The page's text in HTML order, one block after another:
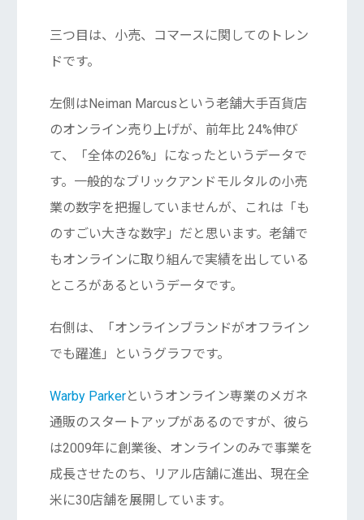
三つ目は、小売、コマースに関してのトレン
ドです。
左側はNeiman Marcusという老舗大手百貨店
のオンライン売り上げが、前年比 24%伸び
て、「全体の26%」になったというデータで
す。一般的なブリックアンドモルタルの小売
業の数字を把握していませんが、これは「も
のすごい大きな数字」だと思います。老舗で
もオンラインに取り組んで実績を出している
ところがあるというデータです。
右側は、「オンラインブランドがオフライン
でも躍進」というグラフです。
Warby Parkerというオンライン専業のメガネ
通販のスタートアップがあるのですが、彼ら
は2009年に創業後、オンラインのみで事業を
成長させたのち、リアル店舗に進出、現在全
米に30店舗を展開しています。